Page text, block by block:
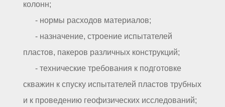
колонн;
- нормы расходов материалов;
- назначение, строение испытателей
пластов, пакеров различных конструкций;
- технические требования к подготовке
скважин к спуску испытателей пластов трубных
и к проведению геофизических исследований;